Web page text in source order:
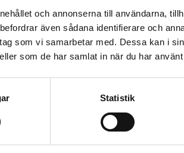
och annonserna till användarna,
även sådana identifierare och
som vi samarbetar med. Dessa kan i
som de har samlat in när du har
Statistik
kokos Duschgel